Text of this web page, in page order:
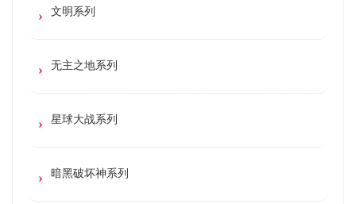
文明系列
无主之地系列
星球大战系列
暗黑破坏神系列